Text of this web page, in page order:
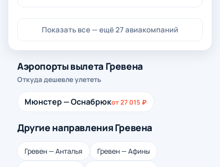
Показать все — ещё 27 авиакомпаний
Аэропорты вылета Гревена
Откуда дешевле улететь
Мюнстер — Оснабрюкот 27 015 ₽
Другие направления Гревена
Гревен — Анталья Гревен — Афины